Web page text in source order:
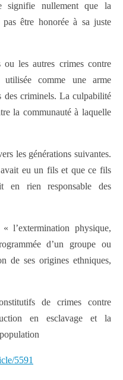
signifie nullement que la
être honorée à sa juste
les autres crimes contre
comme une arme
des criminels. La culpabilité
la communauté à laquelle
les générations suivantes.
eu un fils et que ce fils
en rien responsable des
l’extermination physique,
d’un groupe ou
de ses origines ethniques,
de crimes contre
en esclavage et la
5591